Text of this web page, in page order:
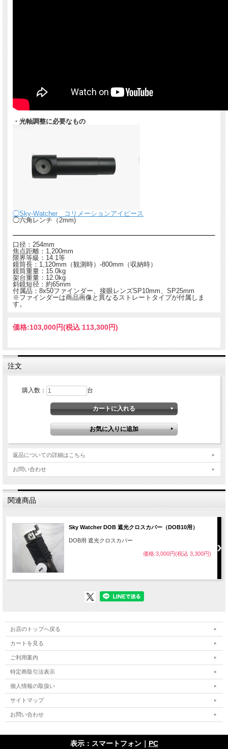
・光軸調整に必要なもの
◯Sky-Watcher コリメーションアイピース
◯六角レンチ（2mm)
口径：254mm
焦点距離：1,200mm
限界等級：14.1等
鏡筒長：1,120mm（観測時）-800mm（収納時）
鏡筒重量：15.0kg
架台重量：12.0kg
斜鏡短径：約65mm
付属品：8x50ファインダー、接眼レンズSP10mm、SP25mm
※ファインダーは商品画像と異なるストレートタイプが付属しま
す。
価格:103,000円(税込 113,300円)
注文
購入数： 台
返品についての詳細はこちら
お問い合わせ
関連商品
Sky Watcher DOB 遮光クロスカバー（DOB10用）
DOB用 遮光クロスカバー
価格:3,000円(税込 3,300円)
お店のトップへ戻る
カートを見る
ご利用案内
特定商取引法表示
個人情報の取扱い
サイトマップ
お問い合わせ
表示：スマートフォン｜ PC